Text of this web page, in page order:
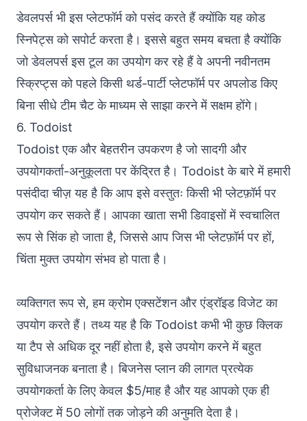
डेवलपर्स भी इस प्लेटफॉर्म को पसंद करते हैं क्योंकि यह कोड
स्निपेट्स को सपोर्ट करता है। इससे बहुत समय बचता है क्योंकि
जो डेवलपर्स इस टूल का उपयोग कर रहे हैं वे अपनी नवीनतम
स्क्रिप्ट्स को पहले किसी थर्ड-पार्टी प्लेटफॉर्म पर अपलोड किए
बिना सीधे टीम चैट के माध्यम से साझा करने में सक्षम होंगे।
6. Todoist
Todoistएक और बेहतरीन उपकरण है जो सादगी और
उपयोगकर्ता-अनुकूलता पर केंद्रित है। Todoist के बारे में हमारी
पसंदीदा चीज़ यह है कि आप इसे वस्तुतः किसी भी प्लेटफ़ॉर्म पर
उपयोग कर सकते हैं। आपका खाता सभी डिवाइसों में स्वचालित
रूप से सिंक हो जाता है, जिससे आप जिस भी प्लेटफ़ॉर्म पर हों,
चिंता मुक्त उपयोग संभव हो पाता है।
व्यक्तिगत रूप से, हम क्रोम एक्सटेंशन और एंड्रॉइड विजेट का
उपयोग करते हैं। तथ्य यह है कि Todoist कभी भी कुछ क्लिक
या टैप से अधिक दूर नहीं होता है, इसे उपयोग करने में बहुत
सुविधाजनक बनाता है। बिजनेस प्लान की लागत प्रत्येक
उपयोगकर्ता के लिए केवल $5/माह है और यह आपको एक ही
प्रोजेक्ट में 50 लोगों तक जोड़ने की अनुमति देता है।